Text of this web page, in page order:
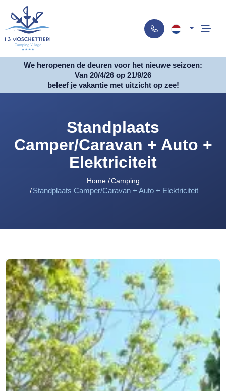
We heropenen de deuren voor het nieuwe seizoen:
Van 20/4/26 op 21/9/26
beleef je vakantie met uitzicht op zee!
Standplaats
Camper/Caravan + Auto +
Elektriciteit
Home Camping
Standplaats Camper/Caravan + Auto + Elektriciteit